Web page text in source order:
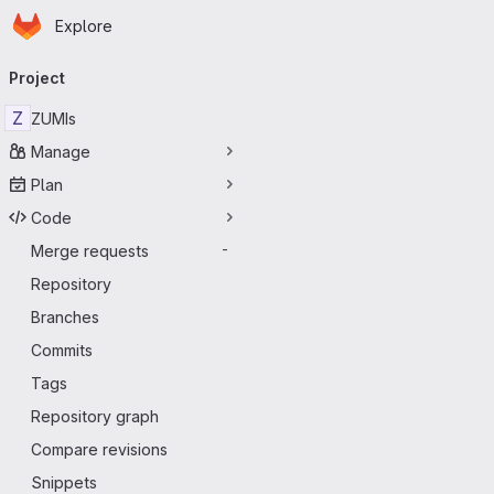
Skip to main content
Homepage
Explore
navigation
Project
Z ZUMIs
Manage
Plan
Code
Merge requests
-
Repository
Branches
Commits
Tags
Repository graph
Compare revisions
Snippets